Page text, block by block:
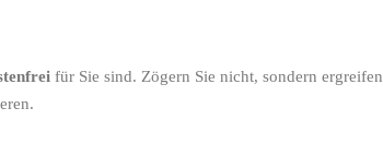
für Sie sind. Zögern Sie nicht, sondern ergreifen